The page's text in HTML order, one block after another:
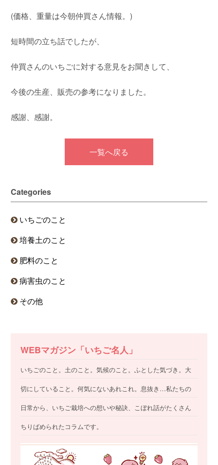
(価格、重量は今朝仲買さん情報。)
短時間の立ち話でしたが、
仲買さんのいちごに対する意見をお聞きして、
今後の生産、販売の参考になりました。
感謝、感謝。
一覧へ戻る
Categories
いちごのこと
培養土のこと
肥料のこと
病害虫のこと
その他
WEBマガジン「いちご名人」
いちごのこと。土のこと。気候のこと。ふとした気づき。大
切にしていること。何気にないあれこれ。息抜き…私たちの
日常から、いちご栽培への想いや秘訣、こぼれ話がたくさん
ちりばめられたコラムです。